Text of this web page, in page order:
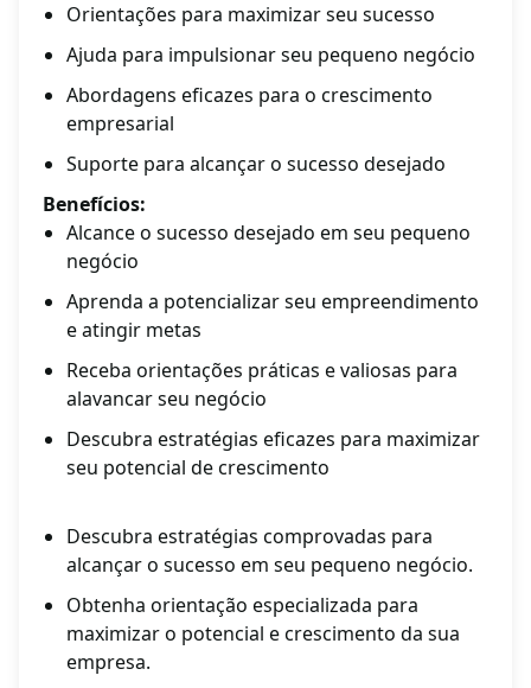
Orientações para maximizar seu sucesso
Ajuda para impulsionar seu pequeno negócio
Abordagens eficazes para o crescimento
empresarial
Suporte para alcançar o sucesso desejado
Benefícios:
Alcance o sucesso desejado em seu pequeno
negócio
Aprenda a potencializar seu empreendimento
e atingir metas
Receba orientações práticas e valiosas para
alavancar seu negócio
Descubra estratégias eficazes para maximizar
seu potencial de crescimento
Descubra estratégias comprovadas para
alcançar o sucesso em seu pequeno negócio.
Obtenha orientação especializada para
maximizar o potencial e crescimento da sua
empresa.